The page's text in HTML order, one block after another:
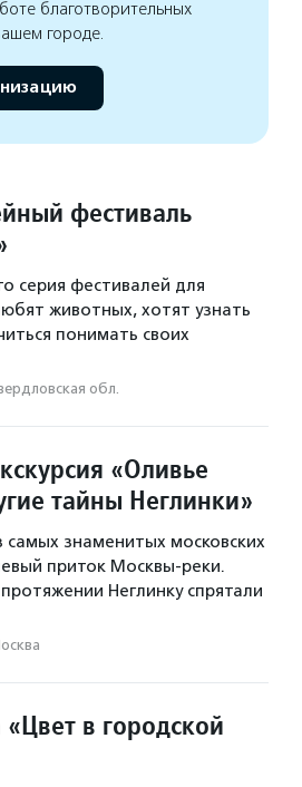
благотворительных
городе.
фестиваль
серия фестивалей для
животных, хотят узнать
понимать своих
обл.
«Оливье
тайны Неглинки»
знаменитых московских
приток Москвы-реки.
Неглинку спрятали
в городской